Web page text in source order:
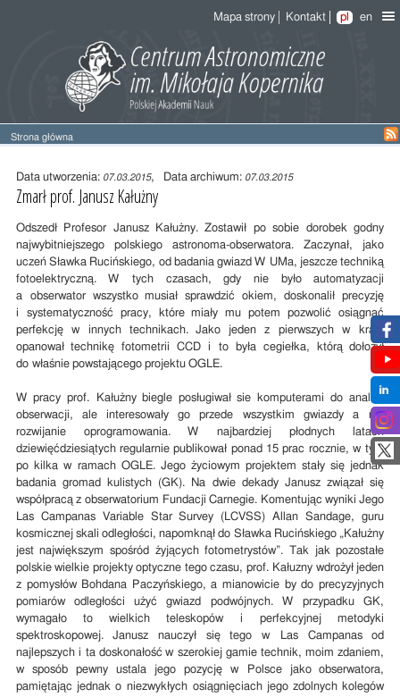
Mapa strony Kontakt pl en
Strona główna
Treść
wpisuData utworzenia: 07.03.2015, Data archiwum: 07.03.2015
Zmarł prof. Janusz Kałużny
Odszedł Profesor Janusz Kałużny. Zostawił po sobie dorobek godny
najwybitniejszego polskiego astronoma-obserwatora. Zaczynał, jako
uczeń Sławka Rucińskiego, od badania gwiazd W UMa, jeszcze techniką
fotoelektryczną. W tych czasach, gdy nie było automatyzacji
a obserwator wszystko musiał sprawdzić okiem, doskonalił precyzję
i systematyczność pracy, które miały mu potem pozwolić osiągnąć
perfekcję w innych technikach. Jako jeden z pierwszych w kraju
opanował technikę fotometrii CCD i to była cegiełka, którą dołożył
do właśnie powstającego projektu OGLE.
W pracy prof. Kałużny biegle posługiwał sie komputerami do analizy
obserwacji, ale interesowały go przede wszystkim gwiazdy a nie
rozwijanie oprogramowania. W najbardziej płodnych latach
dziewięćdziesiątych regularnie publikował ponad 15 prac rocznie, w tym
po kilka w ramach OGLE. Jego życiowym projektem stały się jednak
badania gromad kulistych (GK). Na dwie dekady Janusz związał się
współpracą z obserwatorium Fundacji Carnegie. Komentując wyniki Jego
Las Campanas Variable Star Survey (LCVSS) Allan Sandage, guru
kosmicznej skali odległości, napomknął do Sławka Rucińskiego „Kałużny
jest największym spośród żyjących fotometrystów”. Tak jak pozostałe
polskie wielkie projekty optyczne tego czasu, prof. Kałuzny wdrożył jeden
z pomysłów Bohdana Paczyńskiego, a mianowicie by do precyzyjnych
pomiarów odległości użyć gwiazd podwójnych. W przypadku GK,
wymagało to wielkich teleskopów i perfekcyjnej metodyki
spektroskopowej. Janusz nauczył się tego w Las Campanas od
najlepszych i ta doskonałość w szerokiej gamie technik, moim zdaniem,
w sposób pewny ustala jego pozycję w Polsce jako obserwatora,
pamiętając jednak o niezwykłych osiągnięciach jego zdolnych kolegów